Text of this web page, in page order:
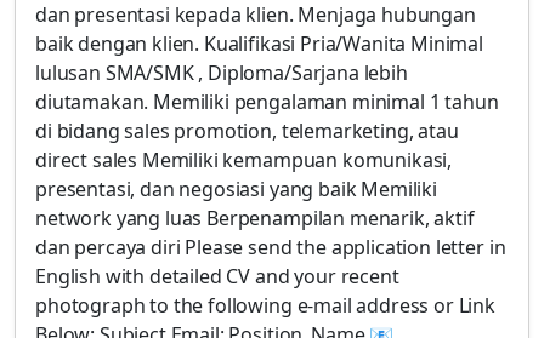
dan presentasi kepada klien. Menjaga hubungan
baik dengan klien. Kualifikasi Pria/Wanita Minimal
lulusan SMA/SMK , Diploma/Sarjana lebih
diutamakan. Memiliki pengalaman minimal 1 tahun
di bidang sales promotion, telemarketing, atau
direct sales Memiliki kemampuan komunikasi,
presentasi, dan negosiasi yang baik Memiliki
network yang luas Berpenampilan menarik, aktif
dan percaya diri Please send the application letter in
English with detailed CV and your recent
photograph to the following e-mail address or Link